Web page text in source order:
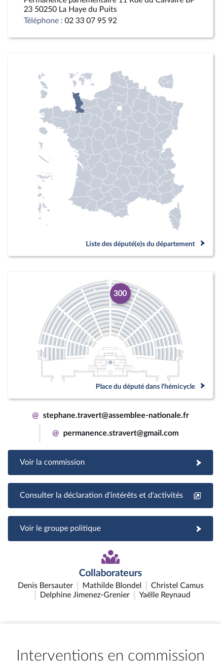
23 50250 La Haye du Puits
Téléphone : 02 33 07 95 92
Liste des député(e)s du département
300
Place du député dans l'hémicycle
@ stephane.travert@assemblee-nationale.fr
@ permanence.stravert@gmail.com
Voir la commission
Consulter la déclaration d'intérêts et d'activités
Voir le groupe politique
Collaborateurs
Denis Bersauter Mathilde Blondel
Christel Camus
Delphine Jimenez-Grenier
Yaëlle Reynaud
Interventions en commission